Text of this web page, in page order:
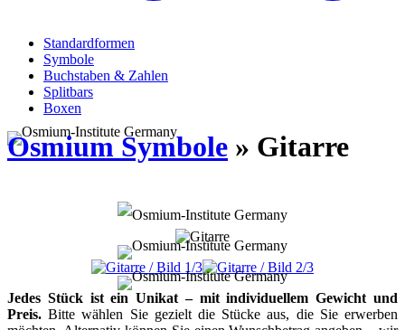
Standardformen
Symbole
Buchstaben & Zahlen
Splitbars
Boxen
Osmium Symbole » Gitarre
Jedes Stück ist ein Unikat – mit individuellem Gewicht und
Preis. Bitte wählen Sie gezielt die Stücke aus, die Sie erwerben